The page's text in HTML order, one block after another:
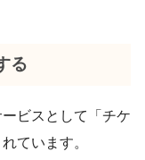
る
ビスとして「チケ
ています。